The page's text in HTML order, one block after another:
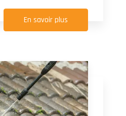
En savoir plus